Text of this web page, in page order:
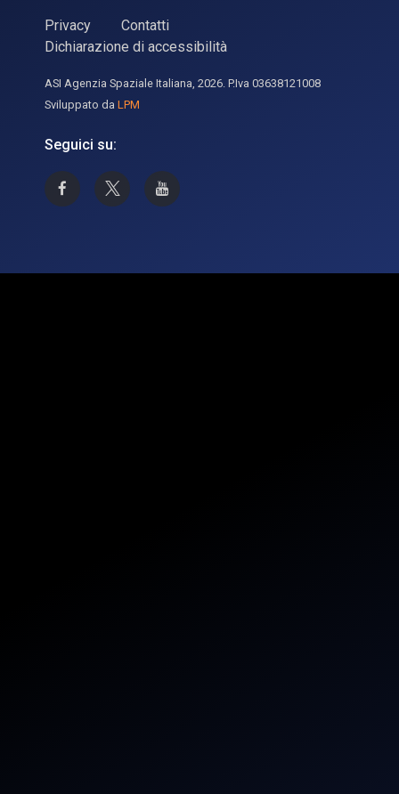
Privacy
Contatti
Dichiarazione di accessibilità
ASI Agenzia Spaziale Italiana, 2026. P.Iva 03638121008
Sviluppato da LPM
Seguici su:
Asi su Facebook
Asi su XCanale Asi su YouTube